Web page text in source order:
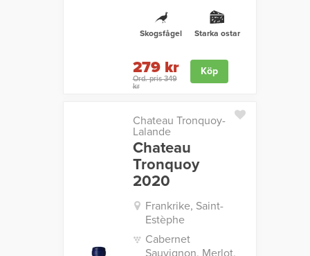
Skogsfågel Starka ostar
279 kr
Ord. pris 349
kr
Köp
Chateau Tronquoy-
Lalande
Chateau
Tronquoy
2020
Frankrike, Saint-
Estèphe
Cabernet